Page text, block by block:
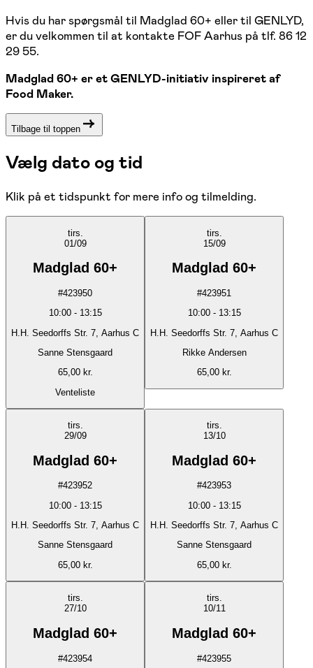
Hvis du har spørgsmål til Madglad 60+ eller til GENLYD,
er du velkommen til at kontakte FOF Aarhus på tlf. 86 12
29 55.
Madglad 60+ er et GENLYD-initiativ inspireret af
Food Maker.
Tilbage til toppen
Vælg dato og tid
Klik på et tidspunkt for mere info og tilmelding.
tirs.
01/09
Madglad 60+
#423950
10:00- 13:15
H.H. Seedorffs Str. 7, Aarhus C
Sanne Stensgaard
65,00 kr.
Venteliste
tirs.
15/09
Madglad 60+
#423951
10:00- 13:15
H.H. Seedorffs Str. 7, Aarhus C
Rikke Andersen
65,00 kr.
tirs.
29/09
Madglad 60+
#423952
10:00- 13:15
H.H. Seedorffs Str. 7, Aarhus C
Sanne Stensgaard
65,00 kr.
tirs.
13/10
Madglad 60+
#423953
10:00- 13:15
H.H. Seedorffs Str. 7, Aarhus C
Sanne Stensgaard
65,00 kr.
tirs.
27/10
Madglad 60+
#423954
tirs.
10/11
Madglad 60+
#423955